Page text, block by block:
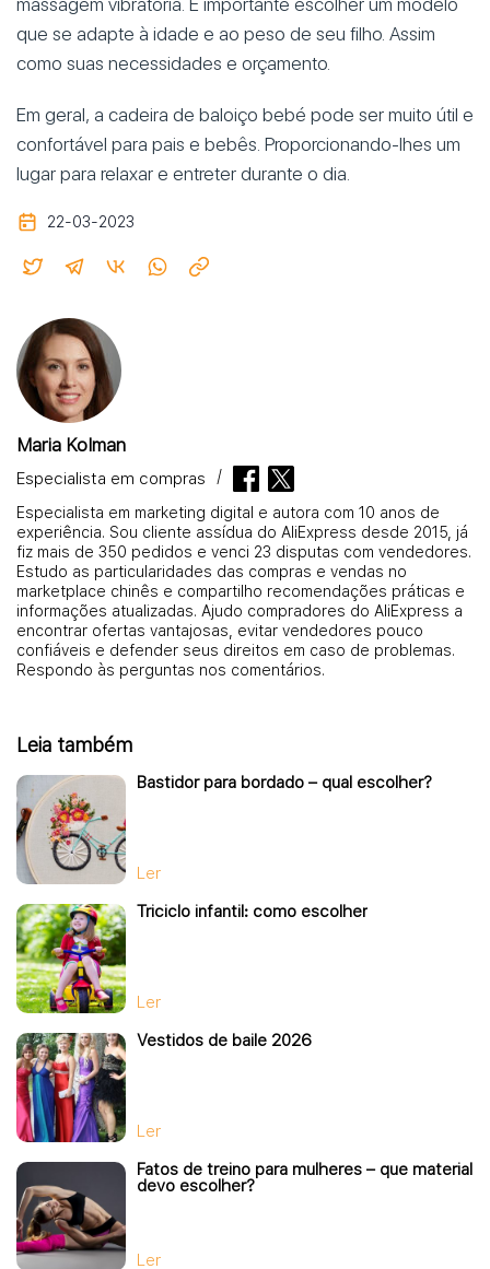
massagem vibratória. É importante escolher um modelo
que se adapte à idade e ao peso de seu filho. Assim
como suas necessidades e orçamento.
Em geral, a cadeira de baloiço bebé pode ser muito útil e
confortável para pais e bebês. Proporcionando-lhes um
lugar para relaxar e entreter durante o dia.
22-03-2023
Maria Kolman
Especialista em compras
Especialista em marketing digital e autora com 10 anos de
experiência. Sou cliente assídua do AliExpress desde 2015, já
fiz mais de 350 pedidos e venci 23 disputas com vendedores.
Estudo as particularidades das compras e vendas no
marketplace chinês e compartilho recomendações práticas e
informações atualizadas. Ajudo compradores do AliExpress a
encontrar ofertas vantajosas, evitar vendedores pouco
confiáveis e defender seus direitos em caso de problemas.
Respondo às perguntas nos comentários.
Leia também
Bastidor para bordado – qual escolher?
Ler
Triciclo infantil: como escolher
Ler
Vestidos de baile 2026
Ler
Fatos de treino para mulheres – que material
devo escolher?
Ler